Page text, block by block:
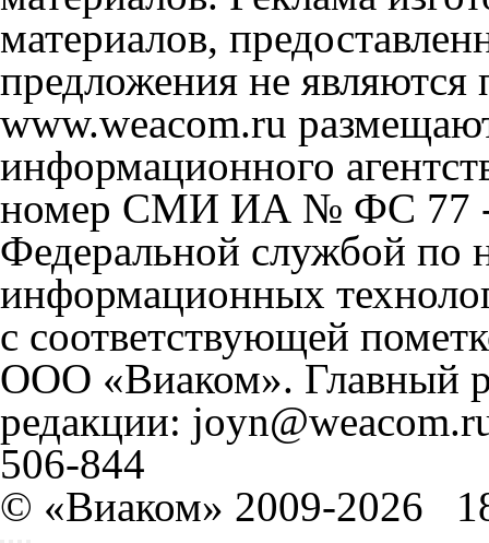
материалов,
предложения не
www.weacom.ru
информационного
номер СМИ ИА № ФС 77 -
Федеральной службой по
информационных
с соответствующей
ООО «Виаком». Главный
редакции:
506-844
© «Виаком» 2009-2026